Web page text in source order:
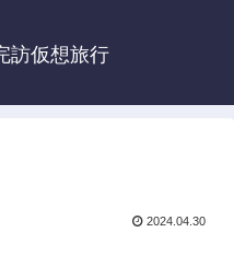
訪仮想旅行
2024.04.30